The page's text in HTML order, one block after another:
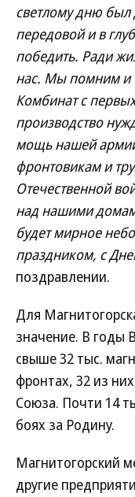
светлому дню
передовой и в
победить. Ради
нас. Мы помним и
Комбинат с
производство
мощь нашей
фронтовикам и
Отечественной
над нашими
будет мирное
праздником, с
поздравлении.
Для
значение. В годы
свыше 32 тыс.
фронтах, 32 из
Союза. Почти 14
боях за Родину.
Магнитогорский
другие